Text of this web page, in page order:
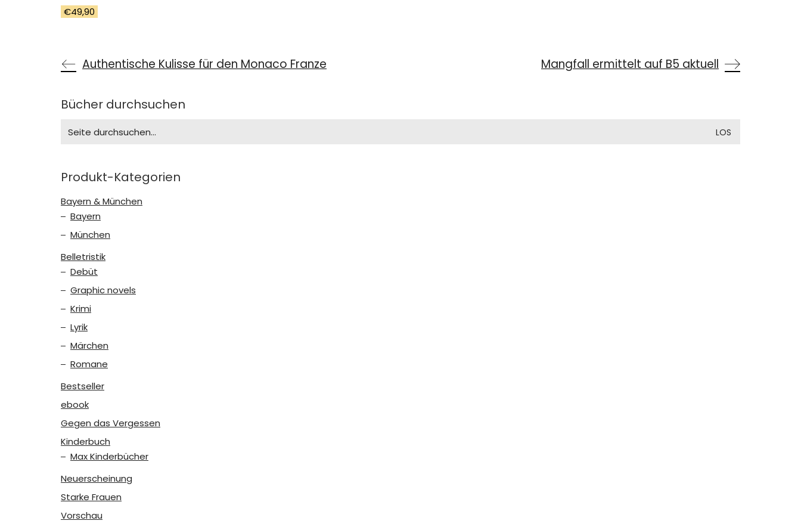
€49,90
Authentische Kulisse für den Monaco Franze Mangfall ermittelt auf B5 aktuell
Bücher durchsuchen
for:
Produkt-Kategorien
Bayern & München
Bayern
München
Belletristik
Debüt
Graphic novels
Krimi
Lyrik
Märchen
Romane
Bestseller
ebook
Gegen das Vergessen
Kinderbuch
Max Kinderbücher
Neuerscheinung
Starke Frauen
Vorschau